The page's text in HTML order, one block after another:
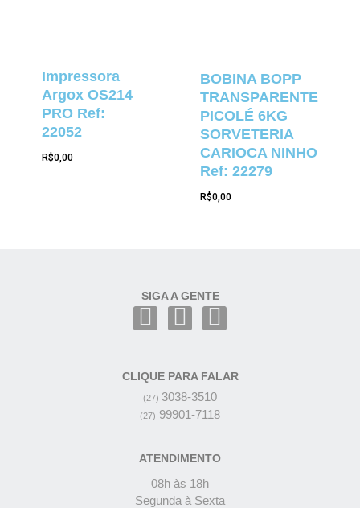
Impressora
Argox OS214
PRO Ref:
22052
R$0,00
BOBINA BOPP
TRANSPARENTE
PICOLÉ 6KG
SORVETERIA
CARIOCA NINHO
Ref: 22279
R$0,00
SIGA A GENTE
CLIQUE PARA FALAR
(27) 3038-3510
(27) 99901-7118
ATENDIMENTO
08h às 18h
Segunda à Sexta